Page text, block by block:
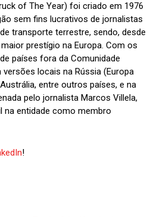
of The Year) foi criado em 1976
sem fins lucrativos de jornalistas
transporte terrestre, sendo, desde
prestígio na Europa. Com os
países fora da Comunidade
locais na Rússia (Europa
entre outros países, e na
pelo jornalista Marcos Villela,
na entidade como membro
!